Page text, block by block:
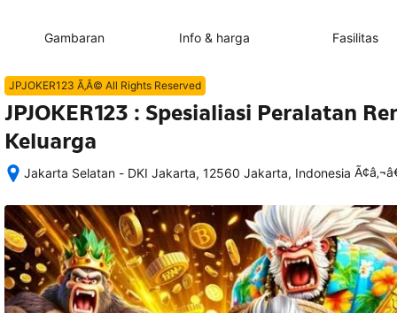
Gambaran Info & harga Fasilitas
JPJOKER123 Ã‚Â© All Rights Reserved
JPJOKER123 : Spesialiasi Peralatan
Keluarga
Jakarta Selatan - DKI Jakarta, 12560 Jakarta, Indonesia
memesan,
semua
rincian
akomodasi
termasuk
nomor